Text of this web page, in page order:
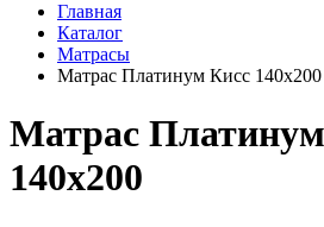
Главная
Каталог
Матрасы
Матрас Платинум Кисс 140x200
Матрас
140x200